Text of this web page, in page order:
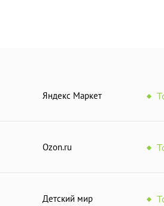
Яндекс Маркет
Ozon.ru
Детский мир